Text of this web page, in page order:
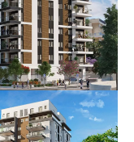
בשיווק וביצוע